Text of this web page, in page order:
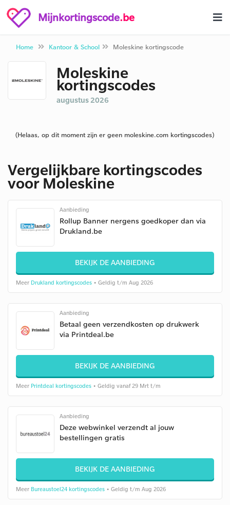
Mijnkortingscode.be
Home Kantoor & School Moleskine kortingscode
Moleskine
kortingscodes
augustus 2026
(Helaas, op dit moment zijn er geen moleskine.com kortingscodes)
Vergelijkbare kortingscodes
voor Moleskine
Aanbieding
Rollup Banner nergens goedkoper dan via
Drukland.be
BEKIJK DE AANBIEDING
Meer Drukland kortingscodes • Geldig t/m Aug 2026
Aanbieding
Betaal geen verzendkosten op drukwerk
via Printdeal.be
BEKIJK DE AANBIEDING
Meer Printdeal kortingscodes • Geldig vanaf 29 Mrt t/m
Aanbieding
Deze webwinkel verzendt al jouw
bestellingen gratis
BEKIJK DE AANBIEDING
Meer Bureaustoel24 kortingscodes • Geldig t/m Aug 2026